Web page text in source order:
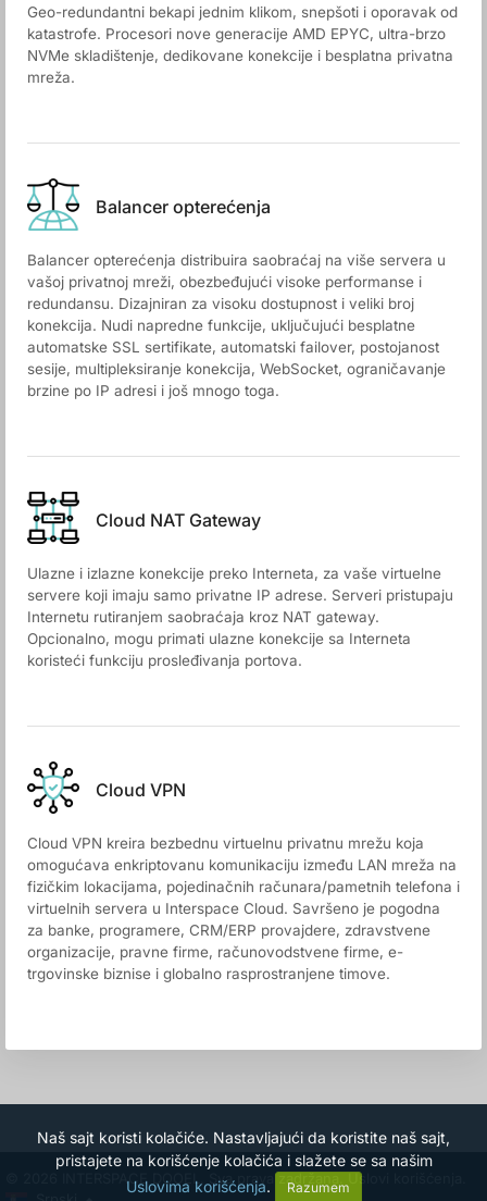
Geo-redundantni bekapi jednim klikom, snepšoti i oporavak od
katastrofe. Procesori nove generacije AMD EPYC, ultra-brzo
NVMe skladištenje, dedikovane konekcije i besplatna privatna
mreža.
Balancer opterećenja
Balancer opterećenja distribuira saobraćaj na više servera u
vašoj privatnoj mreži, obezbeđujući visoke performanse i
redundansu. Dizajniran za visoku dostupnost i veliki broj
konekcija. Nudi napredne funkcije, uključujući besplatne
automatske SSL sertifikate, automatski failover, postojanost
sesije, multipleksiranje konekcija, WebSocket, ograničavanje
brzine po IP adresi i još mnogo toga.
Cloud NAT Gateway
Ulazne i izlazne konekcije preko Interneta, za vaše virtuelne
servere koji imaju samo privatne IP adrese. Serveri pristupaju
Internetu rutiranjem saobraćaja kroz NAT gateway.
Opcionalno, mogu primati ulazne konekcije sa Interneta
koristeći funkciju prosleđivanja portova.
Cloud VPN
Cloud VPN kreira bezbednu virtuelnu privatnu mrežu koja
omogućava enkriptovanu komunikaciju između LAN mreža na
fizičkim lokacijama, pojedinačnih računara/pametnih telefona i
virtuelnih servera u Interspace Cloud. Savršeno je pogodna
za banke, programere, CRM/ERP provajdere, zdravstvene
organizacije, pravne firme, računovodstvene firme, e-
trgovinske biznise i globalno rasprostranjene timove.
Naš sajt koristi kolačiće. Nastavljajući da koristite naš sajt,
pristajete na korišćenje kolačića i slažete se sa našim
Uslovima korišćenja. Razumem
© 2026 INTERSPACE DOOEL. Sva prava zadržana.
Uslovi korišćenja.